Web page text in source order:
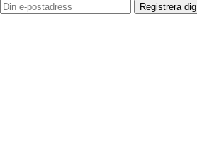
Registrera dig